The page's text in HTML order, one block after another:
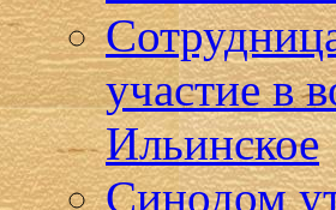
участие в
Ильинское
Синодом